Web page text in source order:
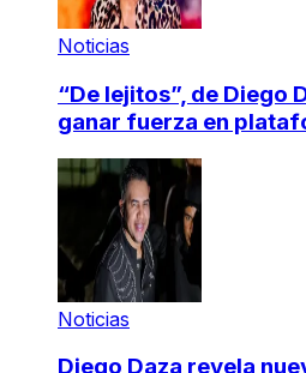
Noticias
“De lejitos”, de Diego
ganar fuerza en
Noticias
Diego Daza revela